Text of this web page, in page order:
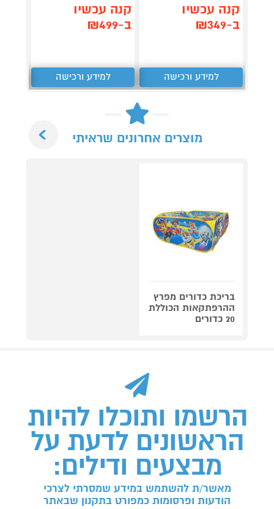
קנה עכשיו
ב-₪349
למידע ורכישה
קנה עכשיו
ב-₪499
למידע ורכישה
מוצרים אחרונים שראיתי
בריכת כדורים מפרץ
ההרפתקאות הכוללת
20 כדורים
הרשמו ותוכלו להיות
הראשונים לדעת על
מבצעים ודילים:
מאשר/ת להשתמש במידע שמסרתי לצרכי
הודעות ופרסומות כמפורט בתקנון שבאתר